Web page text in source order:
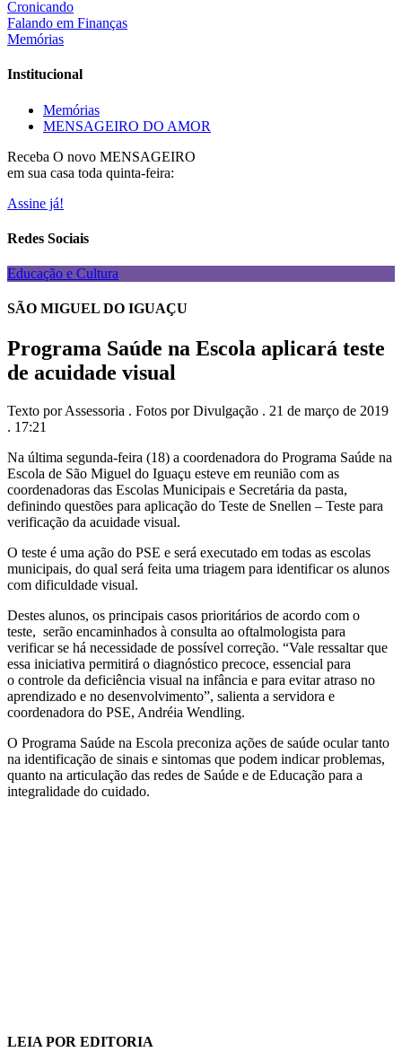
Cronicando
Falando em Finanças
Memórias
Institucional
Memórias
MENSAGEIRO DO AMOR
Receba O novo MENSAGEIRO
em sua casa toda quinta-feira:
Assine já!
Redes Sociais
Educação e Cultura
SÃO MIGUEL DO IGUAÇU
Programa Saúde na Escola aplicará teste
de acuidade visual
Texto por Assessoria . Fotos por Divulgação . 21 de março de 2019
. 17:21
Na última segunda-feira (18) a coordenadora do Programa Saúde na
Escola de São Miguel do Iguaçu esteve em reunião com as
coordenadoras das Escolas Municipais e Secretária da pasta,
definindo questões para aplicação do Teste de Snellen – Teste para
verificação da acuidade visual.
O teste é uma ação do PSE e será executado em todas as escolas
municipais, do qual será feita uma triagem para identificar os alunos
com dificuldade visual.
Destes alunos, os principais casos prioritários de acordo com o
teste, serão encaminhados à consulta ao oftalmologista para
verificar se há necessidade de possível correção. “Vale ressaltar que
essa iniciativa permitirá o diagnóstico precoce, essencial para
o controle da deficiência visual na infância e para evitar atraso no
aprendizado e no desenvolvimento”, salienta a servidora e
coordenadora do PSE, Andréia Wendling.
O Programa Saúde na Escola preconiza ações de saúde ocular tanto
na identificação de sinais e sintomas que podem indicar problemas,
quanto na articulação das redes de Saúde e de Educação para a
integralidade do cuidado.
LEIA POR EDITORIA